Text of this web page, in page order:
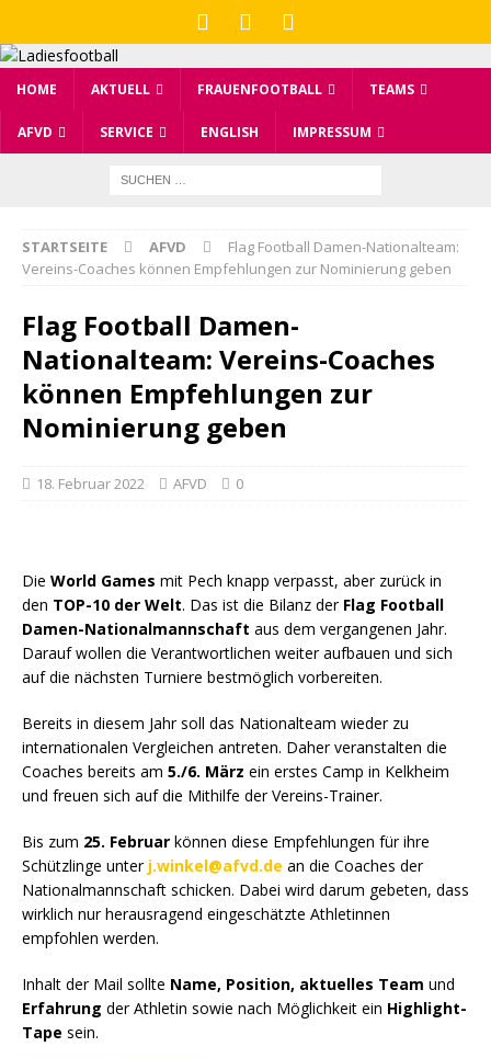
HOME AKTUELL FRAUENFOOTBALL TEAMS
AFVD SERVICE ENGLISH IMPRESSUM
STARTSEITE AFVD
Flag Football Damen-Nationalteam:
Vereins-Coaches können Empfehlungen zur Nominierung geben
Flag Football Damen-
Nationalteam: Vereins-Coaches
können Empfehlungen zur
Nominierung geben
18. Februar 2022 AFVD 0
Die World Games mit Pech knapp verpasst, aber zurück in
den TOP-10 der Welt. Das ist die Bilanz der Flag Football
Damen-Nationalmannschaft aus dem vergangenen Jahr.
Darauf wollen die Verantwortlichen weiter aufbauen und sich
auf die nächsten Turniere bestmöglich vorbereiten.
Bereits in diesem Jahr soll das Nationalteam wieder zu
internationalen Vergleichen antreten. Daher veranstalten die
Coaches bereits am 5./6. März ein erstes Camp in Kelkheim
und freuen sich auf die Mithilfe der Vereins-Trainer.
Bis zum 25. Februar können diese Empfehlungen für ihre
Schützlinge unter j.winkel@afvd.de an die Coaches der
Nationalmannschaft schicken. Dabei wird darum gebeten, dass
wirklich nur herausragend eingeschätzte Athletinnen
empfohlen werden.
Inhalt der Mail sollte Name, Position, aktuelles Team und
Erfahrung der Athletin sowie nach Möglichkeit ein Highlight-
Tape sein.